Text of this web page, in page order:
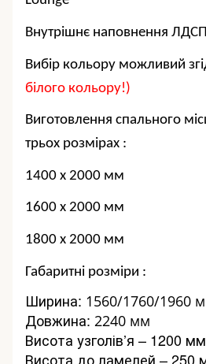
Внутрішнє наповнення ЛДСП
Вибір кольору можливий
білого кольору!)
Виготовлення спального
трьох розмірах :
1400 х 2000 мм
1600 х 2000 мм
1800 х 2000 мм
Габаритні розміри :
Ширина: 1560/1760/1960
Довжина: 2240 мм
Висота узголів’я – 1200
Висота до ламелей – 250